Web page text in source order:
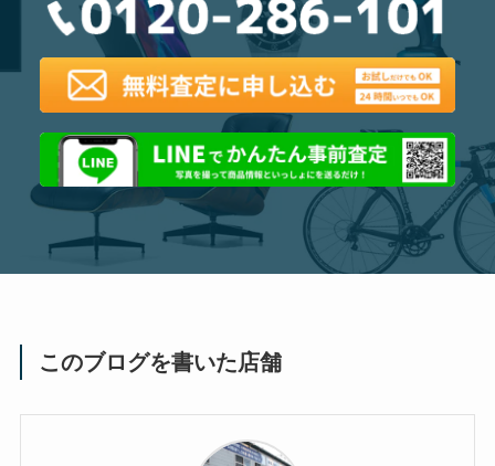
このブログを書いた店舗